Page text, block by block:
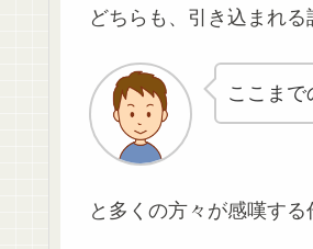
どちらも、引き込まれ
ここまで
と多くの方々が感嘆す